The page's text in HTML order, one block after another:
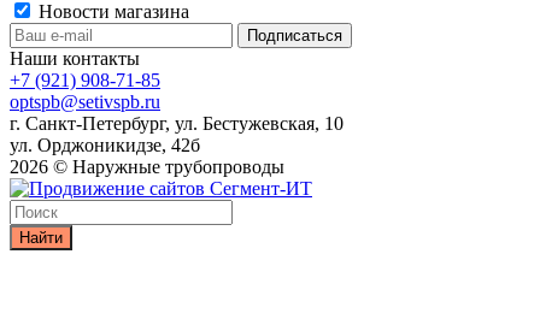
Новости магазина
Наши контакты
+7 (921) 908-71-85
optspb@setivspb.ru
г. Санкт-Петербург, ул. Бестужевская, 10
ул. Орджоникидзе, 42б
2026 © Наружные трубопроводы
Найти